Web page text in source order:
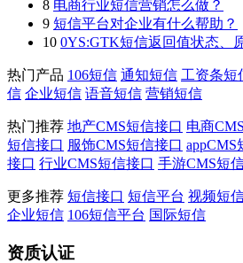
8 电商行业短信营销怎么做？
9 短信平台对企业有什么帮助？
10 0YS:GTK短信返回值状态、
热门产品 106短信 通知短信 工资条短
信 企业短信 语音短信 营销短信
热门推荐 地产CMS短信接口 电商
短信接口 服饰CMS短信接口 appCMS
接口 行业CMS短信接口 手游CMS短
更多推荐 短信接口 短信平台 视频短
企业短信 106短信平台 国际短信
资质认证